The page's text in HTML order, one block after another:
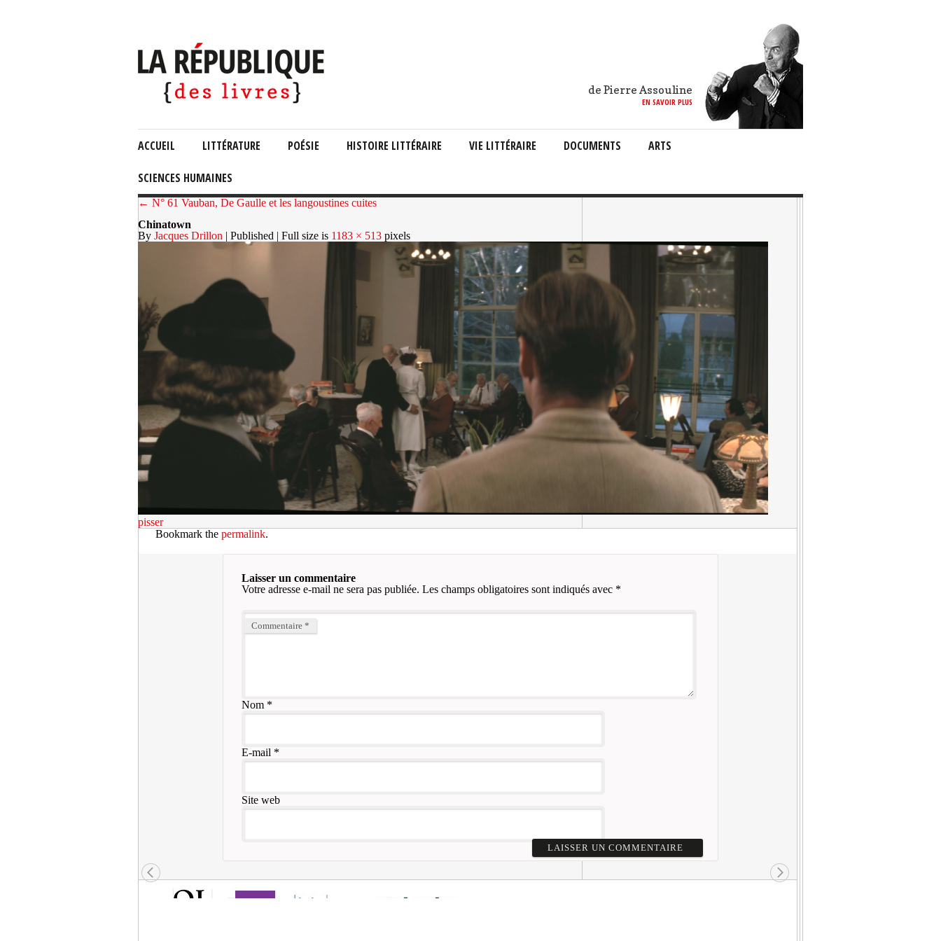
de Pierre Assouline
EN SAVOIR PLUS
ACCUEIL LITTÉRATURE POÉSIE HISTOIRE LITTÉRAIRE VIE LITTÉRAIRE DOCUMENTS ARTS
SCIENCES HUMAINES
← N° 61 Vauban, De Gaulle et les langoustines cuites
Chinatown
By Jacques Drillon | Published | Full size is 1183 × 513 pixels
pisser
Bookmark the permalink.
Laisser un commentaire
Votre adresse e-mail ne sera pas publiée. Les champs obligatoires sont indiqués avec *
Commentaire *
Nom*
E-mail *
Site web